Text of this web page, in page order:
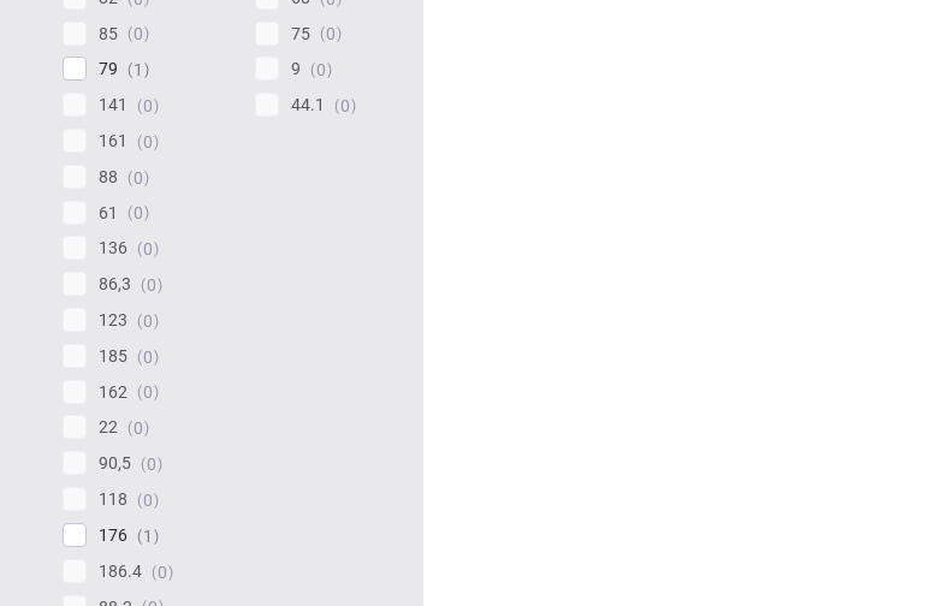
85
0
79
1
141
0
161
0
88
0
61
0
136
0
86,3
0
123
0
185
0
162
0
22
0
90,5
0
118
0
176
1
186.4
0
75
0
9
0
44.1
0